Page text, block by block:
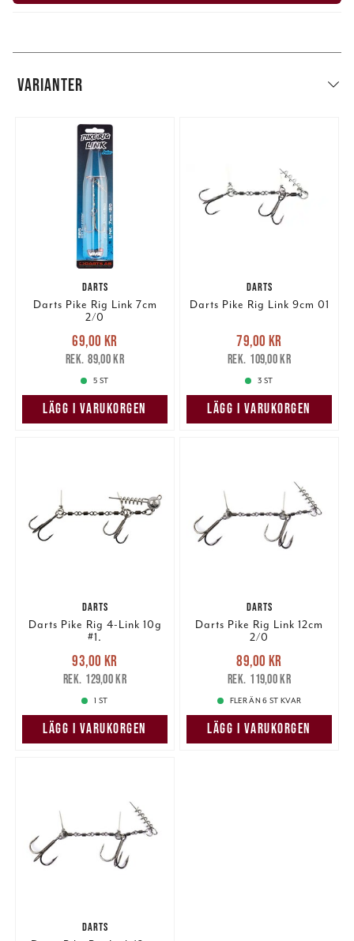
VARIANTER
DARTS
Darts Pike Rig Link 7cm
2/0
Nuvarande pris
69,00 krTidigare pris
89,00 kr
69,00 kr
89,00 kr
5 ST
LÄGG I VARUKORGEN
DARTS
Darts Pike Rig Link 9cm 01
Nuvarande pris
79,00 krTidigare pris
109,00 kr
79,00 kr
109,00 kr
3 ST
LÄGG I VARUKORGEN
DARTS
Darts Pike Rig 4-Link 10g
#1.
Nuvarande pris
93,00 krTidigare pris
129,00 kr
93,00 kr
129,00 kr
1 ST
LÄGG I VARUKORGEN
DARTS
Darts Pike Rig Link 12cm
2/0
Nuvarande pris
89,00 krTidigare pris
119,00 kr
89,00 kr
119,00 kr
FLER ÄN 6 ST KVAR
LÄGG I VARUKORGEN
DARTS